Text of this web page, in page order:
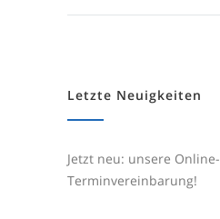
Letzte Neuigkeiten
Jetzt neu: unsere Online-
Terminvereinbarung!